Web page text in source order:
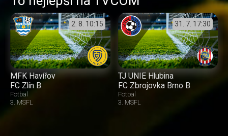
2. 8. 10:15
MFK Havířov
FC Zlín B
Fotbal
3. MSFL
31. 7. 17:30
TJ UNIE Hlubina
FC Zbrojovka Brno B
Fotbal
3. MSFL